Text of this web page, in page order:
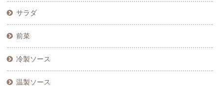
サラダ
前菜
冷製ソース
温製ソース